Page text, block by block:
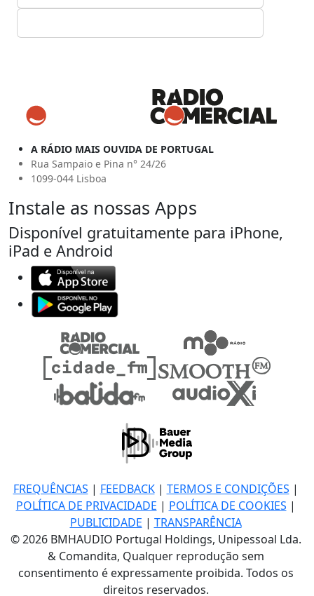
A RÁDIO MAIS OUVIDA DE PORTUGAL
Rua Sampaio e Pina n° 24/26
1099-044 Lisboa
Instale as nossas Apps
Disponível gratuitamente para iPhone,
iPad e Android
FREQUÊNCIAS | FEEDBACK| TERMOS E CONDIÇÕES |
POLÍTICA DE PRIVACIDADE | POLÍTICA DE COOKIES |
PUBLICIDADE | TRANSPARÊNCIA
© 2026 BMHAUDIO Portugal Holdings, Unipessoal Lda.
& Comandita, Qualquer reprodução sem
consentimento é expressamente proibida. Todos os
direitos reservados.